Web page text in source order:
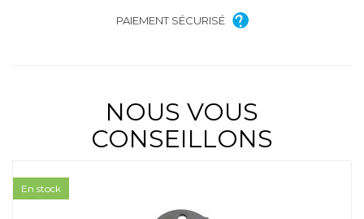
PAIEMENT SÉCURISÉ
NOUS VOUS
CONSEILLONS
En stock